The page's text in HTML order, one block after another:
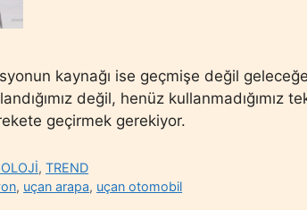
kaynağı ise geçmişe değil geleceğe
değil, henüz kullanmadığımız
geçirmek gerekiyor.
,TREND
, uçan arapa, uçan otomobil